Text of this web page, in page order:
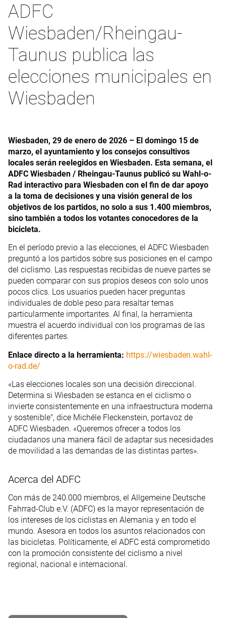
ADFC
Wiesbaden/Rheingau-
Taunus publica las
elecciones municipales en
Wiesbaden
Wiesbaden, 29 de enero de 2026 – El domingo 15 de
marzo, el ayuntamiento y los consejos consultivos
locales serán reelegidos en Wiesbaden. Esta semana, el
ADFC Wiesbaden / Rheingau-Taunus publicó su Wahl-o-
Rad interactivo para Wiesbaden con el fin de dar apoyo
a la toma de decisiones y una visión general de los
objetivos de los partidos, no solo a sus 1.400 miembros,
sino también a todos los votantes conocedores de la
bicicleta.
En el período previo a las elecciones, el ADFC Wiesbaden
preguntó a los partidos sobre sus posiciones en el campo
del ciclismo. Las respuestas recibidas de nueve partes se
pueden comparar con sus propios deseos con solo unos
pocos clics. Los usuarios pueden hacer preguntas
individuales de doble peso para resaltar temas
particularmente importantes. Al final, la herramienta
muestra el acuerdo individual con los programas de las
diferentes partes.
Enlace directo a la herramienta: https://wiesbaden.wahl-
o-rad.de/
«Las elecciones locales son una decisión direccional.
Determina si Wiesbaden se estanca en el ciclismo o
invierte consistentemente en una infraestructura moderna
y sostenible", dice Michéle Fleckenstein, portavoz de
ADFC Wiesbaden. «Queremos ofrecer a todos los
ciudadanos una manera fácil de adaptar sus necesidades
de movilidad a las demandas de las distintas partes».
Acerca del ADFC
Con más de 240.000 miembros, el Allgemeine Deutsche
Fahrrad-Club e.V. (ADFC) es la mayor representación de
los intereses de los ciclistas en Alemania y en todo el
mundo. Asesora en todos los asuntos relacionados con
las bicicletas. Políticamente, el ADFC está comprometido
con la promoción consistente del ciclismo a nivel
regional, nacional e internacional.